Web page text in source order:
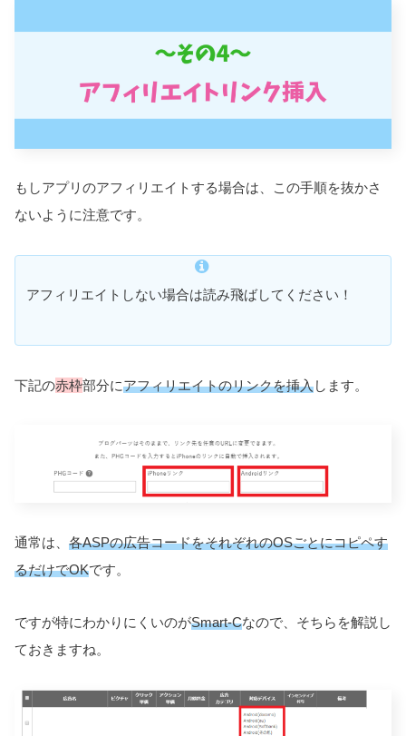
もしアプリのアフィリエイトする場合は、この手順を抜かさ
ないように注意です。
アフィリエイトしない場合は読み飛ばしてください！
下記の赤枠部分にアフィリエイトのリンクを挿入します。
通常は、 各ASPの広告コードをそれぞれのOSごとにコピペす
るだけでOKです。
ですが特にわかりにくいのがSmart-Cなので、そちらを解説し
ておきますね。